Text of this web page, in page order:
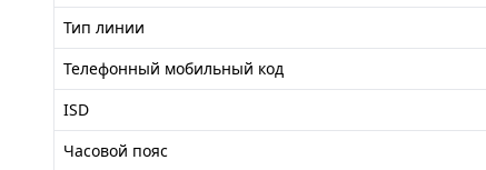
Тип линии
Телефонный мобильный код
ISD
Часовой пояс